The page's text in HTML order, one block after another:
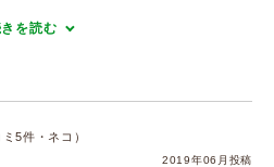
を読む
5件・ネコ）
2019年06月投稿